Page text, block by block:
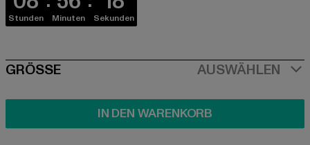
Stunden Minuten Sekunden
SIZE
GRÖSSE AUSWÄHLEN
IN DEN WARENKORB